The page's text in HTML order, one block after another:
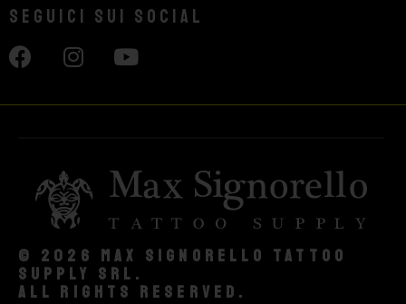
Seguici sui social
© 2026 Max Signorello Tattoo
supply srl.
All rights reserved.